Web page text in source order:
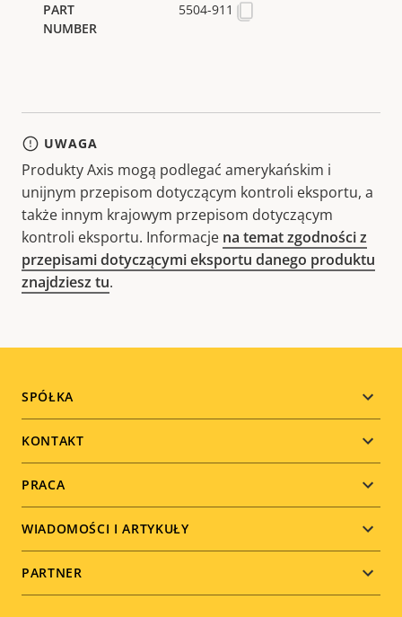
5504-911
UWAGA
Produkty Axis mogą podlegać amerykańskim i
unijnym przepisom dotyczącym kontroli eksportu, a
także innym krajowym przepisom dotyczącym
kontroli eksportu. Informacje na temat zgodności z
przepisami dotyczącymi eksportu danego produktu
znajdziesz tu.
Footer
menu
SPÓŁKA
KONTAKT
PRACA
WIADOMOŚCI I ARTYKUŁY
PARTNER